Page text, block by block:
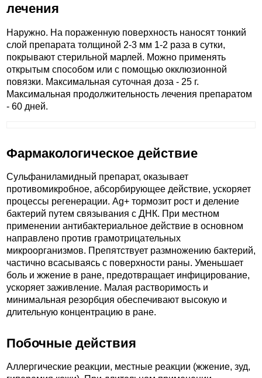
лечения
Наружно. На пораженную поверхность наносят тонкий
слой препарата толщиной 2-3 мм 1-2 раза в сутки,
покрывают стерильной марлей. Можно применять
открытым способом или с помощью окклюзионной
повязки. Максимальная суточная доза - 25 г.
Максимальная продолжительность лечения препаратом
- 60 дней.
Фармакологическое действие
Сульфаниламидный препарат, оказывает
противомикробное, абсорбирующее действие, ускоряет
процессы регенерации. Ag+ тормозит рост и деление
бактерий путем связывания с ДНК. При местном
применении антибактериальное действие в основном
направлено против грамотрицательных
микроорганизмов. Препятствует размножению бактерий,
частично всасываясь с поверхности раны. Уменьшает
боль и жжение в ране, предотвращает инфицирование,
ускоряет заживление. Малая растворимость и
минимальная резорбция обеспечивают высокую и
длительную концентрацию в ране.
Побочные действия
Аллергические реакции, местные реакции (жжение, зуд,